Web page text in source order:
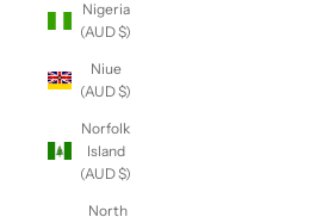
Nigeria
(AUD $)
Niue
(AUD $)
Norfolk
Island
(AUD $)
North